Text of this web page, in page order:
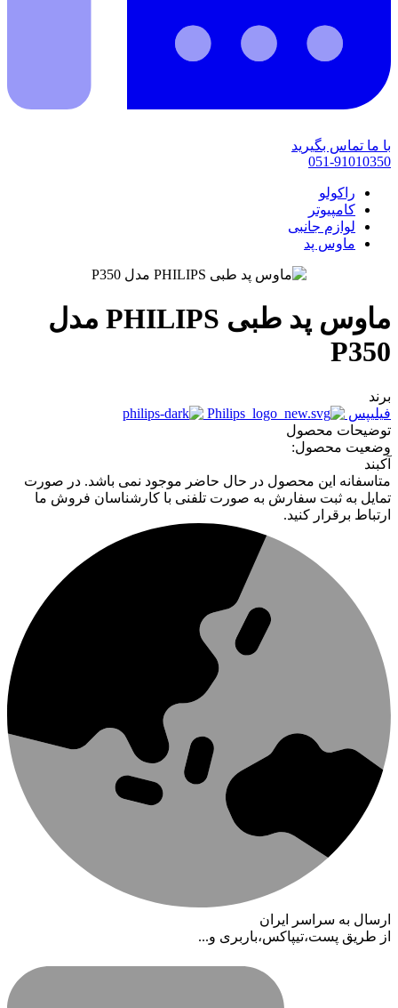
با ما تماس بگیرید
051-91010350
راکولو
کامپیوتر
لوازم جانبی
ماوس پد
ماوس پد طبی PHILIPS مدل
P350
برند
فیلیپس
توضیحات محصول
وضعیت محصول:
آکبند
متاسفانه این محصول در حال حاضر موجود نمی باشد. در صورت
تمایل به ثبت سفارش به صورت تلفنی با کارشناسان فروش ما
ارتباط برقرار کنید.
ارسال به سراسر ایران
از طریق پست،تیپاکس،باربری و...